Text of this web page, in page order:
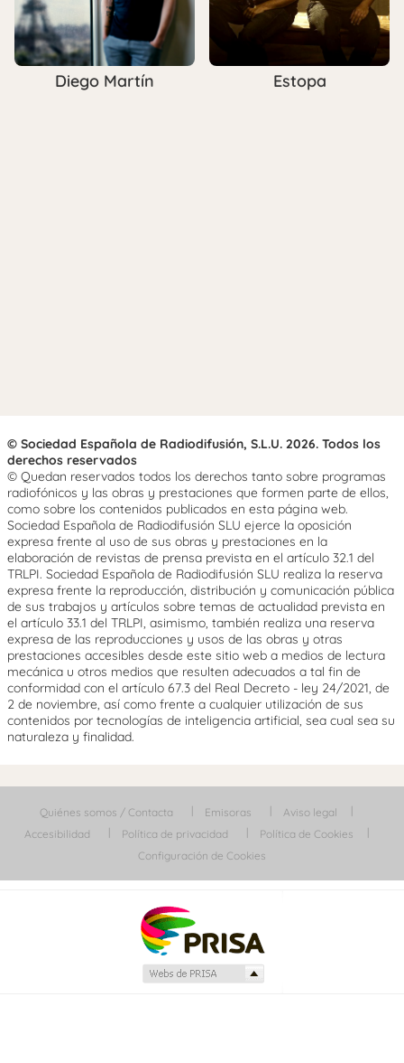
Diego Martín Estopa
© Sociedad Española de Radiodifusión, S.L.U. 2026. Todos los
derechos reservados
© Quedan reservados todos los derechos tanto sobre programas
radiofónicos y las obras y prestaciones que formen parte de ellos,
como sobre los contenidos publicados en esta página web.
Sociedad Española de Radiodifusión SLU ejerce la oposición
expresa frente al uso de sus obras y prestaciones en la
elaboración de revistas de prensa prevista en el artículo 32.1 del
TRLPI. Sociedad Española de Radiodifusión SLU realiza la reserva
expresa frente la reproducción, distribución y comunicación pública
de sus trabajos y artículos sobre temas de actualidad prevista en
el artículo 33.1 del TRLPI, asimismo, también realiza una reserva
expresa de las reproducciones y usos de las obras y otras
prestaciones accesibles desde este sitio web a medios de lectura
mecánica u otros medios que resulten adecuados a tal fin de
conformidad con el artículo 67.3 del Real Decreto - ley 24/2021, de
2 de noviembre, así como frente a cualquier utilización de sus
contenidos por tecnologías de inteligencia artificial, sea cual sea su
naturaleza y finalidad.
Quiénes somos / Contacta Emisoras
Aviso legal
Accesibilidad
Política de privacidad
Política de Cookies
Configuración de Cookies